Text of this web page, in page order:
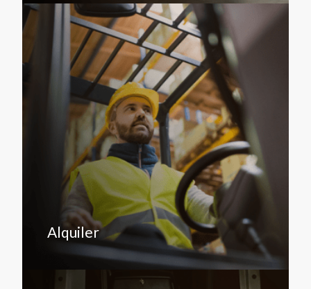
Alquiler